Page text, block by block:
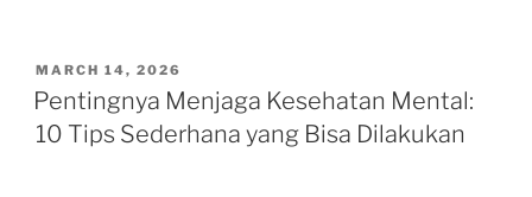
POSTED
ON
MARCH 14, 2026
Pentingnya Menjaga Kesehatan Mental:
10 Tips Sederhana yang Bisa Dilakukan